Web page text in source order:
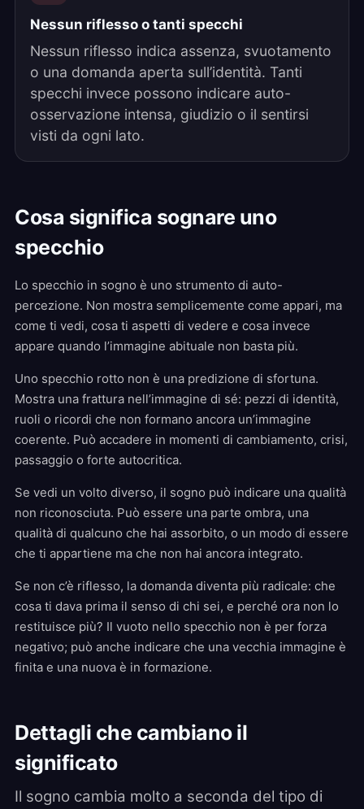
Nessun riflesso o tanti specchi
Nessun riflesso indica assenza, svuotamento
o una domanda aperta sull’identità. Tanti
specchi invece possono indicare auto-
osservazione intensa, giudizio o il sentirsi
visti da ogni lato.
Cosa significa sognare uno
specchio
Lo specchio in sogno è uno strumento di auto-
percezione. Non mostra semplicemente come appari, ma
come ti vedi, cosa ti aspetti di vedere e cosa invece
appare quando l’immagine abituale non basta più.
Uno specchio rotto non è una predizione di sfortuna.
Mostra una frattura nell’immagine di sé: pezzi di identità,
ruoli o ricordi che non formano ancora un’immagine
coerente. Può accadere in momenti di cambiamento, crisi,
passaggio o forte autocritica.
Se vedi un volto diverso, il sogno può indicare una qualità
non riconosciuta. Può essere una parte ombra, una
qualità di qualcuno che hai assorbito, o un modo di essere
che ti appartiene ma che non hai ancora integrato.
Se non c’è riflesso, la domanda diventa più radicale: che
cosa ti dava prima il senso di chi sei, e perché ora non lo
restituisce più? Il vuoto nello specchio non è per forza
negativo; può anche indicare che una vecchia immagine è
finita e una nuova è in formazione.
Dettagli che cambiano il
significato
Il sogno cambia molto a seconda del tipo di